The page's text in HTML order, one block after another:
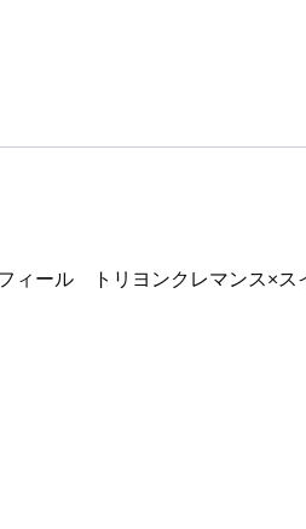
ィール トリヨンクレマンス×